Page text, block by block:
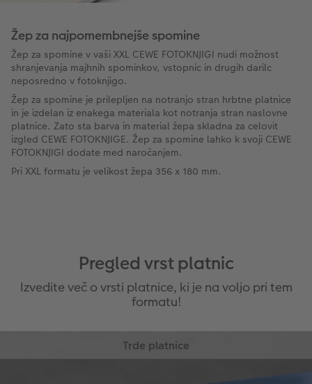
Žep za najpomembnejše spomine
Žep za spomine v vaši XXL CEWE FOTOKNJIGI nudi možnost
shranjevanja majhnih spominkov, vstopnic in drugih darilc
neposredno v fotoknjigo.
Žep za spomine je prilepljen na notranjo stran hrbtne platnice
in je izdelan iz enakega materiala kot notranja stran naslovne
platnice. Zato sta barva in material žepa skladna za celovit
izgled CEWE FOTOKNJIGE. Žep za spomine lahko k svoji CEWE
FOTOKNJIGI dodate med naročanjem.
Pri XXL formatu je velikost žepa 356 x 180 mm.
Pregled vrst platnic
Izvedite več o vrsti platnice, ki je na voljo pri tem
formatu!